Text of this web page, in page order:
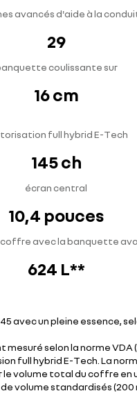
avancés d'aide à la
29
coulissante sur
16 cm
full hybrid E-Tech
145 ch
écran central
10,4 pouces
avec la banquette
624 L**
avec un pleine essence,
selon la norme VDA
full hybrid E-Tech. La
volume total du coffre en
volume standardisés (200